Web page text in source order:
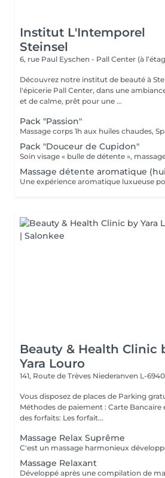
Institut L'Intemporel
Steinsel
6, rue Paul Eyschen - Pall Center (à
Découvrez notre institut de beauté à
l'épicerie Pall Center, dans une
et de calme, prêt pour une ...
Pack "Passion"
Pack "Douceur de Cupidon"
Massage détente aromatique
Beauty & Health Clinic
Yara Louro
141, Route de Trèves Niederanven L-6940
Vous disposez de places de Parking
Méthodes de paiement : Carte Bancaire et
des forfaits: Les forfait...
Massage Relax Suprême
Massage Relaxant